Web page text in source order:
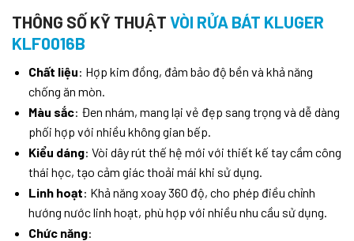
THÔNG SỐ KỸ THUẬT VÒI RỬA BÁT KLUGER
KLF0016B
Chất liệu: Hợp kim đồng, đảm bảo độ bền và khả năng
chống ăn mòn.
Màu sắc: Đen nhám, mang lại vẻ đẹp sang trọng và dễ dàng
phối hợp với nhiều không gian bếp.
Kiểu dáng: Vòi dây rút thế hệ mới với thiết kế tay cầm công
thái học, tạo cảm giác thoải mái khi sử dụng.
Linh hoạt: Khả năng xoay 360 độ, cho phép điều chỉnh
hướng nước linh hoạt, phù hợp với nhiều nhu cầu sử dụng.
Chức năng: